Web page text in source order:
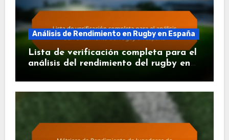
Análisis de Rendimiento en Rugby en España
Lista de verificación completa para el
análisis del rendimiento del rugby en